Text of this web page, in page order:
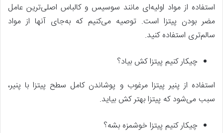
استفاده از مواد اولیه‌ای مانند سوسیس و کالباس اصلی‌ترین عامل
مضر بودن پیتزا است. توصیه می‌کنیم که به‌جای آنها از مواد
سالم‌تری استفاده کنید.
چیکار کنیم پیتزا کش بیاد؟
استفاده از پنیر پیتزا مرغوب و پوشاندن کامل سطح پیتزا با پنیر،
سبب می‌شود که پیتزا بهتر کش بیاید.
چیکار کنیم پیتزا خوشمزه بشه؟